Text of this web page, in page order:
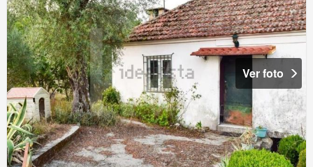
Ver foto